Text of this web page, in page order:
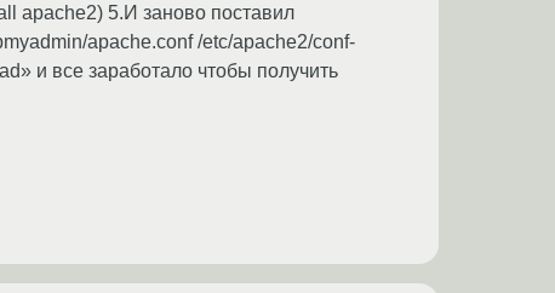
apache2) 5.И заново поставил
apache.conf /etc/apache2/conf-
и все заработало чтобы получить